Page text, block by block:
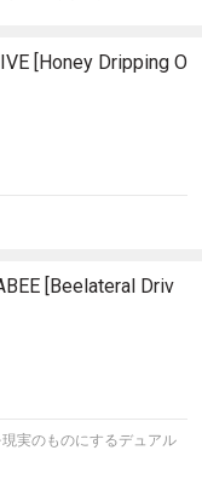
[Honey Dripping O
[Beelateral Driv
実のものにするデュアル